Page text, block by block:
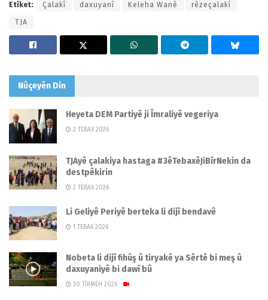
Etîket: Çalakî daxuyanî Keleha Wanê rêzeçalakî
TJA
Nûçeyên Din
Heyeta DEM Partiyê ji Îmraliyê vegeriya
2 TEBAX 2026
TJAyê çalakiya hastaga #3êTebaxêJiBîrNekin da
destpêkirin
2 TEBAX 2026
Li Geliyê Periyê berteka li dijî bendavê
1 TEBAX 2026
Nobeta li dijî fihûş û tiryakê ya Sêrtê bi meş û
daxuyaniyê bi dawî bû
30 TÎRMEH 2026